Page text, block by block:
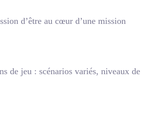
d’être au cœur d’une mission
de jeu : scénarios variés, niveaux de